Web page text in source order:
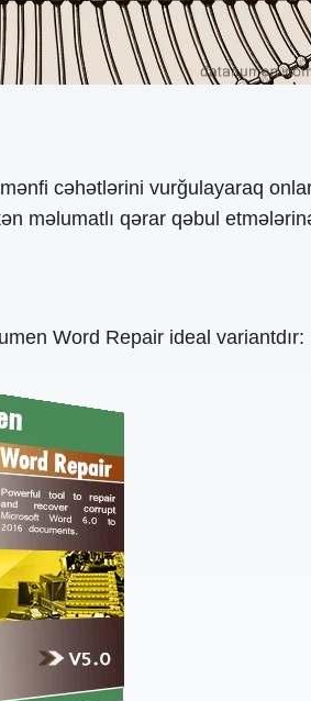
cəhətlərini vurğulayaraq
məlumatlı qərar qəbul
Word Repair ideal variantdır: